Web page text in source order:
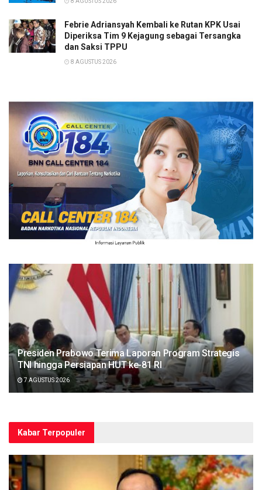
Febrie Adriansyah Kembali ke Rutan KPK Usai
Diperiksa Tim 9 Kejagung sebagai Tersangka
dan Saksi TPPU
8 AGUSTUS 2026
Presiden Prabowo Terima Laporan Program Strategis
TNI hingga Persiapan HUT ke-81 RI
7 AGUSTUS 2026
Kabar Terpopuler